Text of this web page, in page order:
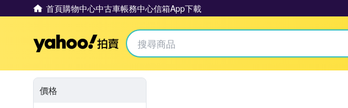
首頁購物中心中古車帳務中心信箱App下載
Yahoo拍賣
價格